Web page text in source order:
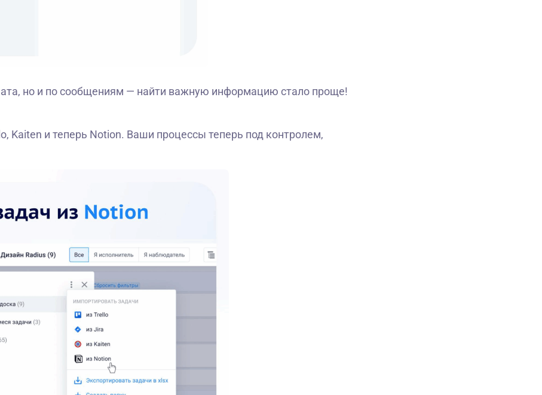
но и по сообщениям — найти важную информацию стало проще!
Kaiten и теперь Notion. Ваши процессы теперь под контролем,